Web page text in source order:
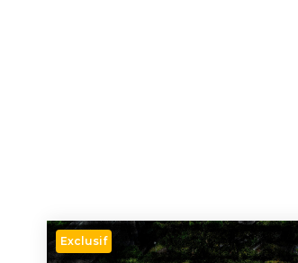
Exclusif